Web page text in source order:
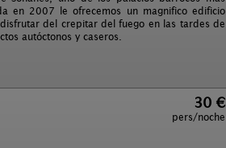
en 2007 le ofrecemos un magnifico edificio
del crepitar del fuego en las tardes de
autóctonos y caseros.
30 €
pers/noche